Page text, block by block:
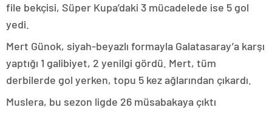
file bekçisi, Süper Kupa’daki 3 mücadelede ise 5 gol
yedi.
Mert Günok, siyah-beyazlı formayla Galatasaray’a karşı
yaptığı 1 galibiyet, 2 yenilgi gördü. Mert, tüm
derbilerde gol yerken, topu 5 kez ağlarından çıkardı.
Muslera, bu sezon ligde 26 müsabakaya çıktı